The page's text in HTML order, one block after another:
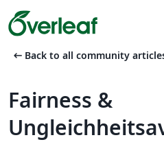
arrow_left_alt Back to all community
Fairness &